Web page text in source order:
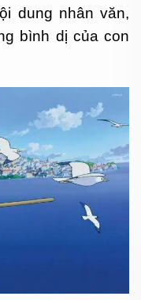
dung nhân văn,
bình dị của con